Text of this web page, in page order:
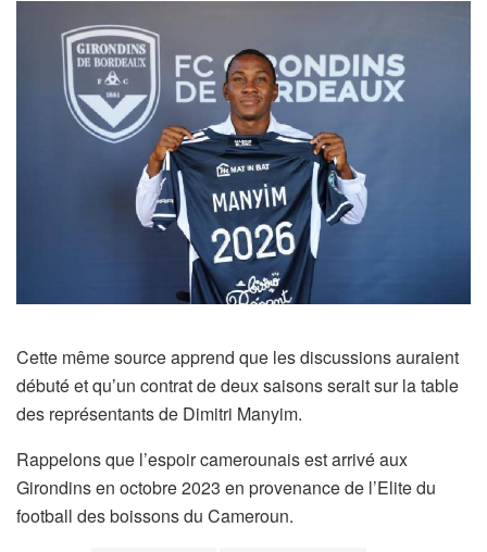
Cette même source apprend que les discussions auraient
débuté et qu’un contrat de deux saisons serait sur la table
des représentants de Dimitri Manyim.
Rappelons que l’espoir camerounais est arrivé aux
Girondins en octobre 2023 en provenance de l’Elite du
football des boissons du Cameroun.